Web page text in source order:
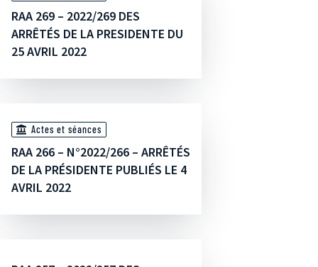
RAA 269 – 2022/269 DES
ARRÊTÉS DE LA PRESIDENTE DU
25 AVRIL 2022
Actes et séances
RAA 266 – N°2022/266 – ARRÊTÉS
DE LA PRÉSIDENTE PUBLIÉS LE 4
AVRIL 2022